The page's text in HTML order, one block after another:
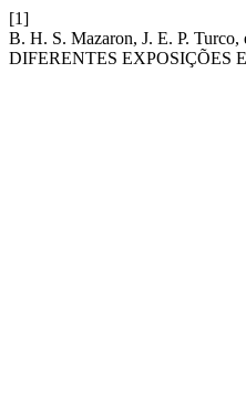
[1]
B. H. S. Mazaron, J. E. P.
DIFERENTES EXPOSIÇÕES